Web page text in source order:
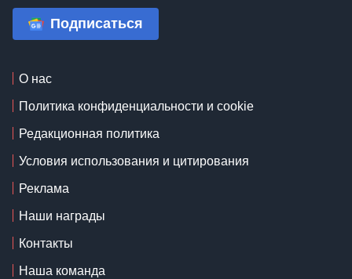
Подписаться
О нас
Политика конфиденциальности и cookie
Редакционная политика
Условия использования и цитирования
Реклама
Наши награды
Контакты
Наша команда